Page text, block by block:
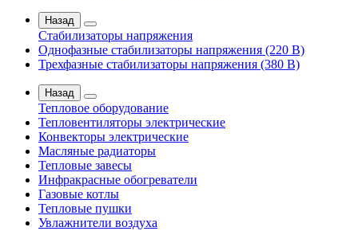
Назад
Стабилизаторы напряжения
Однофазные стабилизаторы напряжения (220 В)
Трехфазные стабилизаторы напряжения (380 В)
Назад
Тепловое оборудование
Тепловентиляторы электрические
Конвекторы электрические
Масляные радиаторы
Тепловые завесы
Инфракрасные обогреватели
Газовые котлы
Тепловые пушки
Увлажнители воздуха